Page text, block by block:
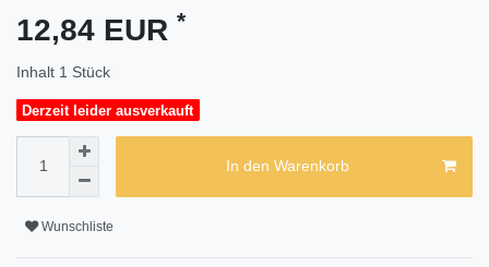
12,84 EUR *
Inhalt 1 Stück
Derzeit leider ausverkauft
In den Warenkorb
Wunschliste